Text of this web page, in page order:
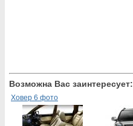
Возможна Вас заинтересует:
Ховер 6 фото